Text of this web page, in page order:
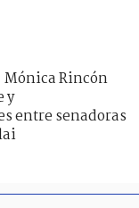
Rincón
y
entre senadoras